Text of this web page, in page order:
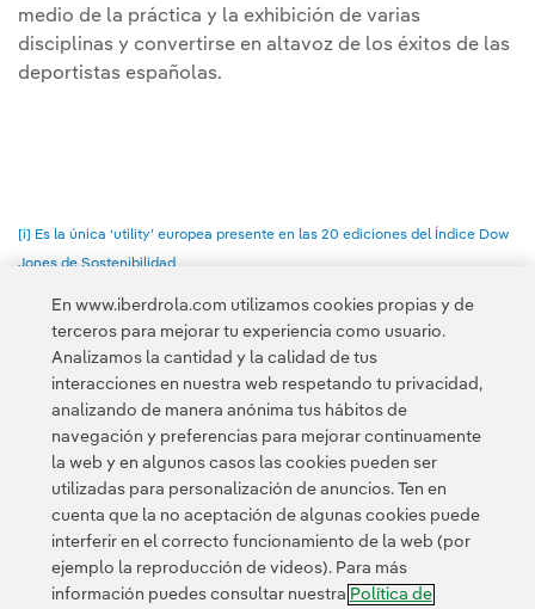
medio de la práctica y la exhibición de varias
disciplinas y convertirse en altavoz de los éxitos de las
deportistas españolas.
[i] Es la única ‘utility’ europea presente en las 20 ediciones del Índice Dow
Jones de Sostenibilidad
Acceso a información legal
Contacta Clientes Política de Privacidad Información legal
En www.iberdrola.com utilizamos cookies propias y de
terceros para mejorar tu experiencia como usuario.
Analizamos la cantidad y la calidad de tus
interacciones en nuestra web respetando tu privacidad,
analizando de manera anónima tus hábitos de
navegación y preferencias para mejorar continuamente
la web y en algunos casos las cookies pueden ser
utilizadas para personalización de anuncios. Ten en
cuenta que la no aceptación de algunas cookies puede
interferir en el correcto funcionamiento de la web (por
ejemplo la reproducción de videos). Para más
información puedes consultar nuestra Política de